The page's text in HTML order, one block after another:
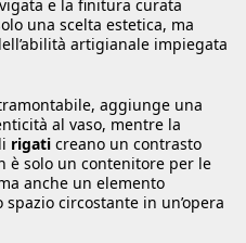
e la finitura curata
una scelta estetica, ma
artigianale impiegata
aggiunge una
al vaso, mentre la
rigati creano un contrasto
è solo un contenitore per le
anche un elemento
circostante in un’opera